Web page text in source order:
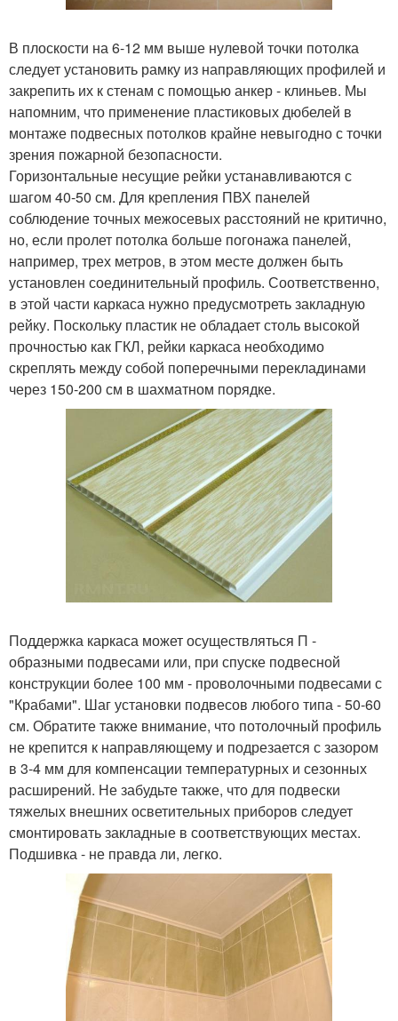
В плоскости на 6-12 мм выше нулевой точки потолка
следует установить рамку из направляющих профилей и
закрепить их к стенам с помощью анкер - клиньев. Мы
напомним, что применение пластиковых дюбелей в
монтаже подвесных потолков крайне невыгодно с точки
зрения пожарной безопасности.
Горизонтальные несущие рейки устанавливаются с
шагом 40-50 см. Для крепления ПВХ панелей
соблюдение точных межосевых расстояний не критично,
но, если пролет потолка больше погонажа панелей,
например, трех метров, в этом месте должен быть
установлен соединительный профиль. Соответственно,
в этой части каркаса нужно предусмотреть закладную
рейку. Поскольку пластик не обладает столь высокой
прочностью как ГКЛ, рейки каркаса необходимо
скреплять между собой поперечными перекладинами
через 150-200 см в шахматном порядке.
Поддержка каркаса может осуществляться П -
образными подвесами или, при спуске подвесной
конструкции более 100 мм - проволочными подвесами с
"Крабами". Шаг установки подвесов любого типа - 50-60
см. Обратите также внимание, что потолочный профиль
не крепится к направляющему и подрезается с зазором
в 3-4 мм для компенсации температурных и сезонных
расширений. Не забудьте также, что для подвески
тяжелых внешних осветительных приборов следует
смонтировать закладные в соответствующих местах.
Подшивка - не правда ли, легко.